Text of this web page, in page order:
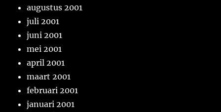
augustus 2001
juli 2001
juni 2001
mei 2001
april 2001
maart 2001
februari 2001
januari 2001